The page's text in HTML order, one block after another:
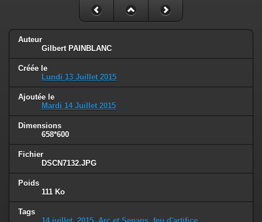
Auteur
Gilbert PAINBLANC
Créée le
Lundi 13 Juillet 2015
Ajoutée le
Mardi 14 Juillet 2015
Dimensions
658*600
Fichier
DSCN7132.JPG
Poids
111 Ko
Tags